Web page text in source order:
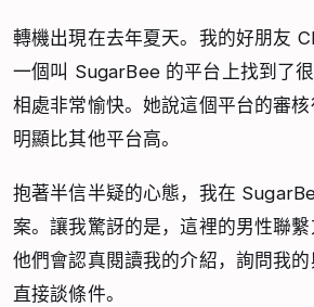
轉機出現在去年夏天。我的好朋友
一個叫 SugarBee 的平台上找到了
相處非常愉快。她說這個平台的審
明顯比其他平台高。
抱著半信半疑的心態，我在
案。讓我驚訝的是，這裡的男性聯
他們會認真閱讀我的介紹，詢問我
直接談條件。